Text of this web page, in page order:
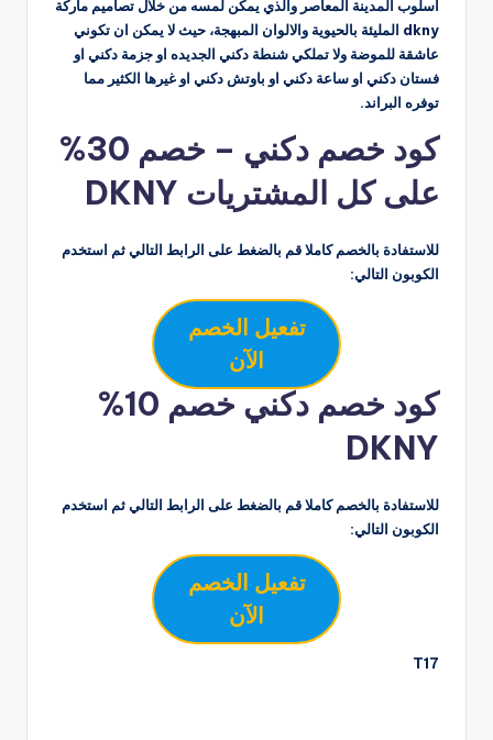
اسلوب المدينة المعاصر والذي يمكن لمسه من خلال تصاميم ماركة
dkny المليئة بالحيوية والالوان المبهجة، حيث لا يمكن ان تكوني
عاشقة للموضة ولا تملكي شنطة دكني الجديده او جزمة دكني او
فستان دكني او ساعة دكني او باوتش دكني او غيرها الكثير مما
توفره البراند.
كود خصم دكني – خصم 30%
على كل المشتريات DKNY
للاستفادة بالخصم كاملا قم بالضغط على الرابط التالي ثم استخدم
الكوبون التالي:
تفعيل الخصم
الآن
كود خصم دكني خصم 10%
DKNY
للاستفادة بالخصم كاملا قم بالضغط على الرابط التالي ثم استخدم
الكوبون التالي:
تفعيل الخصم
الآن
T17